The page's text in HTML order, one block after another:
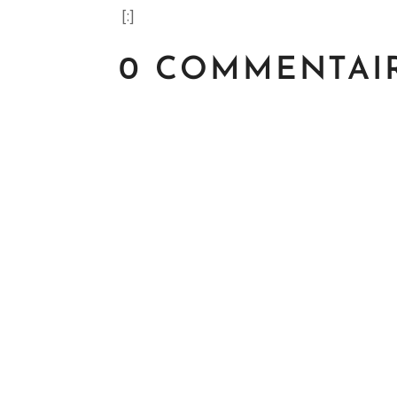
[:]
0